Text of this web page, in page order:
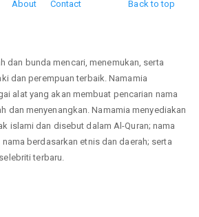
Back to top
About Contact
dan bunda mencari, menemukan, serta
dan perempuan terbaik. Namamia
alat yang akan membuat pencarian nama
dan menyenangkan. Namamia menyediakan
islami dan disebut dalam Al-Quran; nama
berdasarkan etnis dan daerah; serta
terbaru.